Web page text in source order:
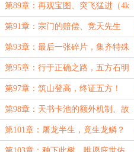
池（4k字）
第89章：再观宝图、突飞猛进（4k
字）
第91章：宗门的赔偿、竞天先生
（6k字）
第93章：最后一张碎片，集齐特殊
卡！（4k字）
第95章：行于正确之路，五方石明
王！（6k字）
第97章：筑山登高，终证五方！
（下）（4k字）
第98章：天书卡池的额外机制、故
妖重逢（6k字）
第101章：屠龙半生，竟生龙鳞？
（4k字）